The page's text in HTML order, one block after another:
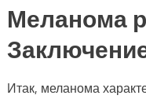
Меланома
Итак, меланома